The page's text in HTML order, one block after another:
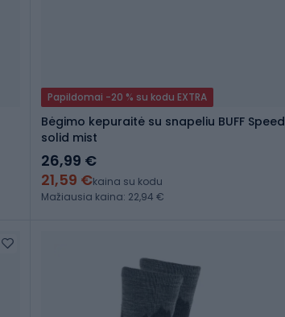
Papildomai -20 % su kodu EXTRA
Bėgimo kepuraitė su snapeliu BUFF Speed
solid mist
26,99 €
21,59 €kaina su kodu
Mažiausia kaina: 22,94 €